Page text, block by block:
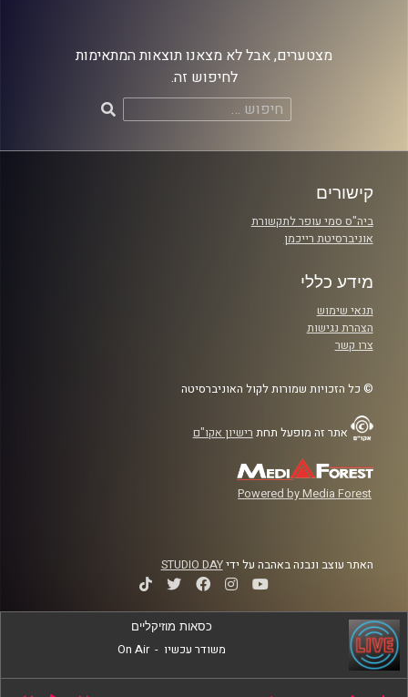
מצטערים, אבל לא מצאנו תוצאות המתאימות
לחיפוש זה.
חיפוש:
קישורים
ביה"ס סמי עופר לתקשורת
אוניברסיטת רייכמן
מידע כללי
תנאי שימוש
הצהרת נגישות
צרו קשר
© כל הזכויות שמורות לקול האוניברסיטה
אתר זה מופעל תחת רישיון אקו"ם
Powered by Media Forest
האתר עוצב ונבנה באהבה על ידיSTUDIO DAY
כסאות מוזיקליים
משודר עכשיו -
On Air